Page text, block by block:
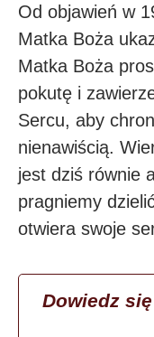
Od objawień w
Matka Boża
Matka Boża
pokutę i
Sercu, aby
nienawiścią.
jest dziś równie
pragniemy
otwiera swoje
Dowiedz